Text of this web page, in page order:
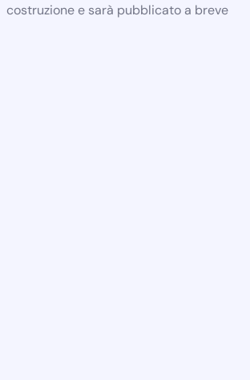
costruzione e sarà pubblicato a breve